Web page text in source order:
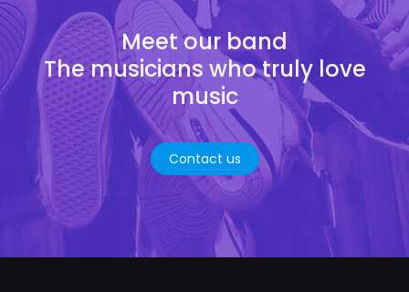
Meet our band
The musicians who truly love
music
Contact us